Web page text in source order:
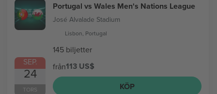
SEP.
24
TORS
Portugal vs Wales Men's Nations League
José Alvalade Stadium
Lisbon, Portugal
145 biljetter
från113 US$
KÖP